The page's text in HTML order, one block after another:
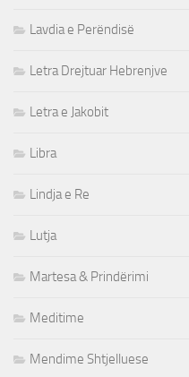
Lavdia e Perëndisë
Letra Drejtuar Hebrenjve
Letra e Jakobit
Libra
Lindja e Re
Lutja
Martesa & Prindërimi
Meditime
Mendime Shtjelluese